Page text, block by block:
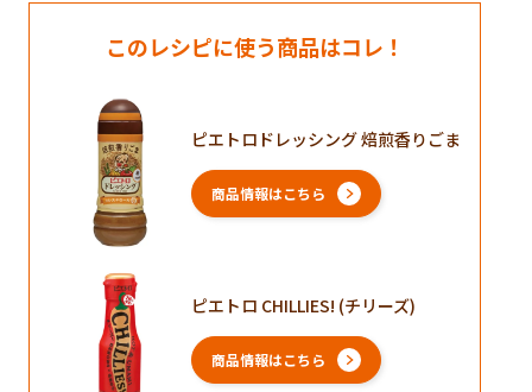
このレシピに使う商品はコレ！
ピエトロドレッシング 焙煎香りごま
商品情報はこちら
ピエトロ CHILLIES! (チリーズ)
商品情報はこちら